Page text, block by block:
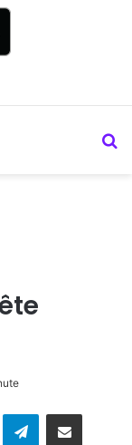
TelegramPartager par email